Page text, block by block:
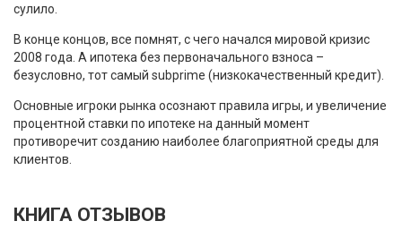
сулило.
В конце концов, все помнят, с чего начался мировой кризис
2008 года. А ипотека без первоначального взноса –
безусловно, тот самый subprime (низкокачественный кредит).
Основные игроки рынка осознают правила игры, и увеличение
процентной ставки по ипотеке на данный момент
противоречит созданию наиболее благоприятной среды для
клиентов.
КНИГА ОТЗЫВОВ